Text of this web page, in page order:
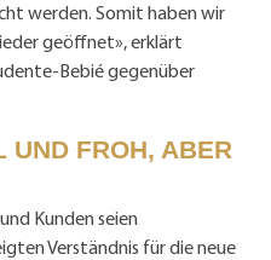
werden. Somit haben wir
geöffnet», erklärt
Bebié gegenüber
UND FROH, ABER
Kunden seien
Verständnis für die neue